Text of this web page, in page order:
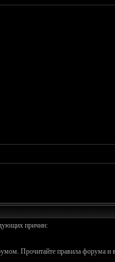
причин:
Прочитайте правила форума